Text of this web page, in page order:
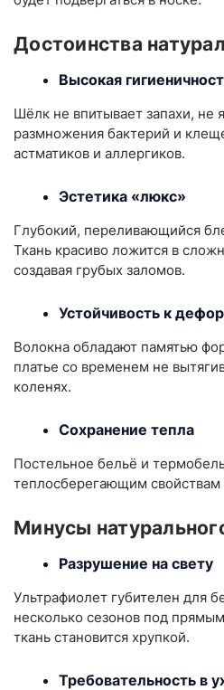
Достоинства
Высокая
Шёлк не впитывает запахи, не
размножения бактерий и
астматиков и аллергиков.
Эстетика «люкс»
Глубокий, переливающийся
Ткань красиво ложится в
создавая грубых заломов.
Устойчивость к
Волокна обладают памятью
платье со временем не
коленях.
Сохранение тепла
Постельное бельё и
теплосберегающим свойствам
Минусы
Разрушение на свету
Ультрафиолет губителен для
несколько сезонов под
ткань становится хрупкой.
Требовательность в